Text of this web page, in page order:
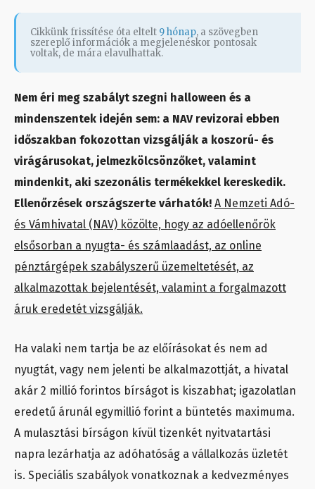
Cikkünk frissítése óta eltelt 9 hónap, a szövegben
szereplő információk a megjelenéskor pontosak
voltak, de mára elavulhattak.
Nem éri meg szabályt szegni halloween és a
mindenszentek idején sem: a NAV revizorai ebben
időszakban fokozottan vizsgálják a koszorú- és
virágárusokat, jelmezkölcsönzőket, valamint
mindenkit, aki szezonális termékekkel kereskedik.
Ellenőrzések országszerte várhatók! A Nemzeti Adó-
és Vámhivatal (NAV) közölte, hogy az adóellenőrök
elsősorban a nyugta- és számlaadást, az online
pénztárgépek szabályszerű üzemeltetését, az
alkalmazottak bejelentését, valamint a forgalmazott
áruk eredetét vizsgálják.
Ha valaki nem tartja be az előírásokat és nem ad
nyugtát, vagy nem jelenti be alkalmazottját, a hivatal
akár 2 millió forintos bírságot is kiszabhat; igazolatlan
eredetű árunál egymillió forint a büntetés maximuma.
A mulasztási bírságon kívül tizenkét nyitvatartási
napra lezárhatja az adóhatóság a vállalkozás üzletét
is. Speciális szabályok vonatkoznak a kedvezményes